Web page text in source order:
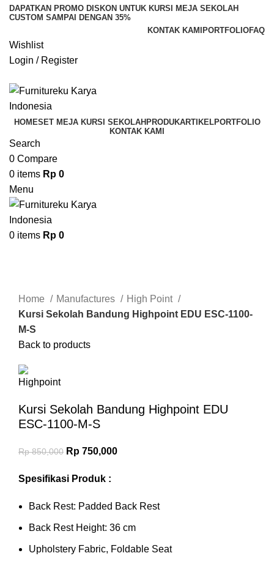
DAPATKAN PROMO DISKON UNTUK KURSI MEJA SEKOLAH
CUSTOM SAMPAI DENGAN 35%
KONTAK KAMI PORTFOLIOFAQ
Wishlist
Login / Register
HOMESET MEJA KURSI SEKOLAH PRODUKARTIKELPORTFOLIO
KONTAK KAMI
Search
0 Compare
0 items Rp 0
Menu
0 items Rp 0
Home
Manufactures
High Point
Kursi Sekolah Bandung Highpoint EDU ESC-1100-
M-S
Back to products
Kursi Sekolah Bandung Highpoint EDU
ESC-1100-M-S
Rp850,000 Rp 750,000
Spesifikasi Produk :
Back Rest: Padded Back Rest
Back Rest Height: 36 cm
Upholstery Fabric, Foldable Seat